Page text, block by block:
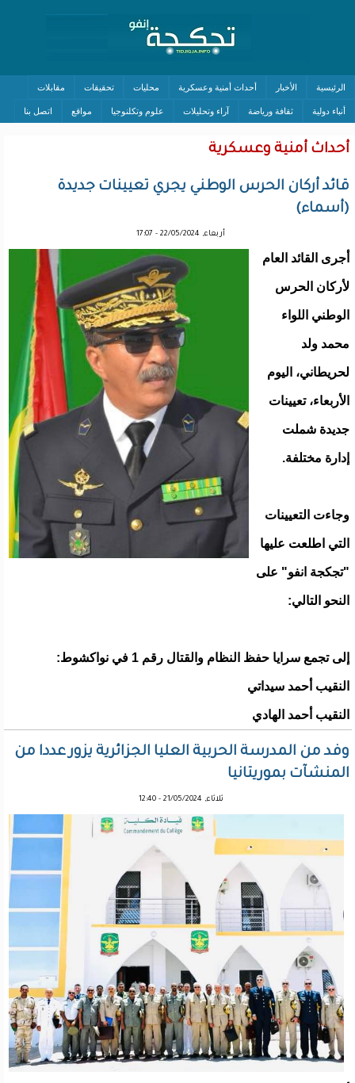
الرئيسية الأخبار أحداث أمنية وعسكرية محليات تحقيقات مقابلات
أنباء دولية ثقافة ورياضة آراء وتحليلات علوم وتكلنوجيا مواقع اتصل بنا
أحداث أمنية وعسكرية
قائد أركان الحرس الوطني يجري تعيينات جديدة
(أسماء)
أربعاء, 22/05/2024 - 17:07
أجرى القائد العام
لأركان الحرس
الوطني اللواء
محمد ولد
لحريطاني، اليوم
الأربعاء، تعيينات
جديدة شملت
إدارة مختلفة.
وجاءت التعيينات
التي اطلعت عليها
"تجكجة انفو" على
النحو التالي:
إلى تجمع سرايا حفظ النظام والقتال رقم 1 في نواكشوط:
النقيب أحمد سيداتي
النقيب أحمد الهادي
وفد من المدرسة الحربية العليا الجزائرية يزور عددا من
المنشآت بموريتانيا
ثلاثاء, 21/05/2024 - 12:40